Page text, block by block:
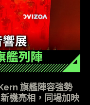
旗艦陣容強勢
機亮相，同場加映